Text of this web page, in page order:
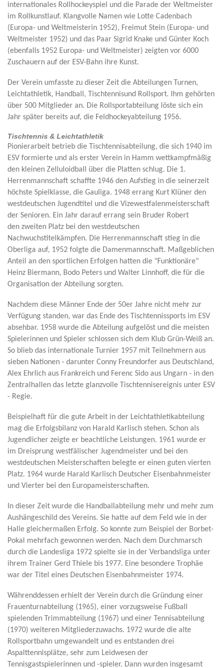
internationales Rollhockeyspiel und die Parade der Weltmeister
im Rollkunstlauf. Klangvolle Namen wie Lotte Cadenbach
(Europa- und Weltmeisterin 1952), Freimut Stein (Europa- und
Weltmeister 1952) und das Paar Sigrid Knake und Günter Koch
(ebenfalls 1952 Europa- und Weltmeister) zeigten vor 6000
Zuschauern auf der ESV-Bahn ihre Kunst.
Der Verein umfasste zu dieser Zeit die Abteilungen Turnen,
Leichtathletik, Handball, Tischtennisund Rollsport. Ihm gehörten
über 500 Mitglieder an. Die Rollsportabteilung löste sich ein
Jahr später bereits auf, die Feldhockeyabteilung 1956.
Tischtennis & Leichtathletik
Pionierarbeit betrieb die Tischtennisabteilung, die sich 1940 im
ESV formierte und als erster Verein in Hamm wettkampfmäßig
den kleinen Zelluloidball über die Platten schlug. Die 1.
Herrenmannschaft schaffte 1946 den Aufstieg in die seinerzeit
höchste Spielklasse, die Gauliga. 1948 errang Kurt Klüner den
westdeutschen Jugendtitel und die Vizewestfalenmeisterschaft
der Senioren. Ein Jahr darauf errang sein Bruder Robert
den zweiten Platz bei den westdeutschen
Nachwuchstitelkämpfen. Die Herrenmannschaft stieg in die
Oberliga auf, 1952 folgte die Damenmannschaft. Maßgeblichen
Anteil an den sportlichen Erfolgen hatten die "Funktionäre"
Heinz Biermann, Bodo Peters und Walter Linnhoff, die für die
Organisation der Abteilung sorgten.
Nachdem diese Männer Ende der 50er Jahre nicht mehr zur
Verfügung standen, war das Ende des Tischtennissports im ESV
absehbar. 1958 wurde die Abteilung aufgelöst und die meisten
Spielerinnen und Spieler schlossen sich dem Klub Grün-Weiß an.
So blieb das internationale Turnier 1957 mit Teilnehmern aus
sieben Nationen - darunter Conny Freundorfer aus Deutschland,
Alex Ehrlich aus Frankreich und Ferenc Sido aus Ungarn - in den
Zentralhallen das letzte glanzvolle Tischtennisereignis unter ESV
- Regie.
Beispielhaft für die gute Arbeit in der Leichtathletikabteilung
mag die Erfolgsbilanz von Harald Karlisch stehen. Schon als
Jugendlicher zeigte er beachtliche Leistungen. 1961 wurde er
im Dreisprung westfälischer Jugendmeister und bei den
westdeutschen Meisterschaften belegte er einen guten vierten
Platz. 1964 wurde Harald Karlisch Deutscher Eisenbahnmeister
und Vierter bei den Europameisterschaften.
In dieser Zeit wurde die Handballabteilung mehr und mehr zum
Aushängeschild des Vereins. Sie hatte auf dem Feld wie in der
Halle gleichermaßen Erfolg. So konnte zum Beispiel der Borbet-
Pokal mehrfach gewonnen werden. Nach dem Durchmarsch
durch die Landesliga 1972 spielte sie in der Verbandsliga unter
ihrem Trainer Gerd Thiele bis 1977. Eine besondere Trophäe
war der Titel eines Deutschen Eisenbahnmeister 1974.
Währenddessen erhielt der Verein durch die Gründung einer
Frauenturnabteilung (1965), einer vorzugsweise Fußball
spielenden Trimmabteilung (1967) und einer Tennisabteilung
(1970) weiteren Mitgliederzuwachs. 1972 wurde die alte
Rollsportbahn umgewandelt und es entstanden drei
Aspalttennisplätze, sehr zum Leidwesen der
Tennisgastspielerinnen und -spieler. Dann wurden insgesamt